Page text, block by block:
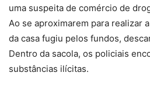
uma suspeita de comércio de
Ao se aproximarem para realizar
da casa fugiu pelos fundos,
Dentro da sacola, os policiais
substâncias ilícitas.